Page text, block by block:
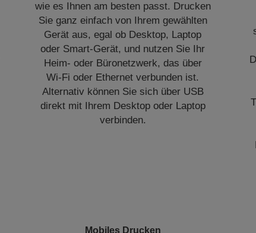
wie es Ihnen am besten passt. Drucken
Sie ganz einfach von Ihrem gewählten
Gerät aus, egal ob Desktop, Laptop
oder Smart-Gerät, und nutzen Sie Ihr
Heim- oder Büronetzwerk, das über
Wi-Fi oder Ethernet verbunden ist.
Alternativ können Sie sich über USB
direkt mit Ihrem Desktop oder Laptop
verbinden.
Mobiles Drucken